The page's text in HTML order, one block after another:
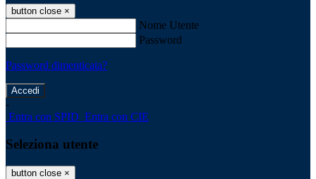
button close ×
Nome Utente
Password
Password dimenticata?
-
Entra con SPID Entra con CIE
Seleziona utente
button close ×